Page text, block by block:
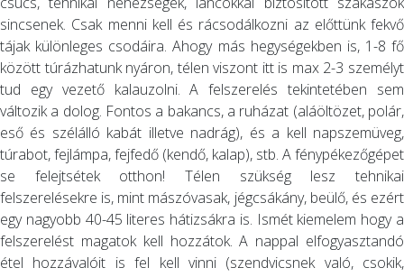
sincsenek. Csak menni kell és rácsodálkozni az előttünk fekvő
tájak különleges csodáira. Ahogy más hegységekben is, 1-8 fő
között túrázhatunk nyáron, télen viszont itt is max 2-3 személyt
tud egy vezető kalauzolni. A felszerelés tekintetében sem
változik a dolog. Fontos a bakancs, a ruházat (aláöltözet, polár,
eső és szélálló kabát illetve nadrág), és a kell napszemüveg,
túrabot, fejlámpa, fejfedő (kendő, kalap), stb. A fénypékezőgépet
se felejtsétek otthon! Télen szükség lesz tehnikai
felszerelésekre is, mint mászóvasak, jégcsákány, beülő, és ezért
egy nagyobb 40-45 literes hátizsákra is. Ismét kiemelem hogy a
felszerelést magatok kell hozzátok. A nappal elfogyasztandó
étel hozzávalóit is fel kell vinni (szendvicsnek való, csokik,